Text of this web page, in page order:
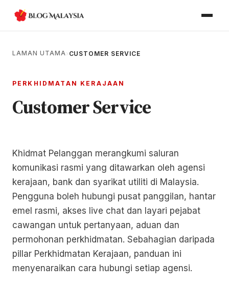
LAMAN UTAMA› CUSTOMER SERVICE
PERKHIDMATAN KERAJAAN
Customer Service
Khidmat Pelanggan merangkumi saluran
komunikasi rasmi yang ditawarkan oleh agensi
kerajaan, bank dan syarikat utiliti di Malaysia.
Pengguna boleh hubungi pusat panggilan, hantar
emel rasmi, akses live chat dan layari pejabat
cawangan untuk pertanyaan, aduan dan
permohonan perkhidmatan. Sebahagian daripada
pillar Perkhidmatan Kerajaan, panduan ini
menyenaraikan cara hubungi setiap agensi.